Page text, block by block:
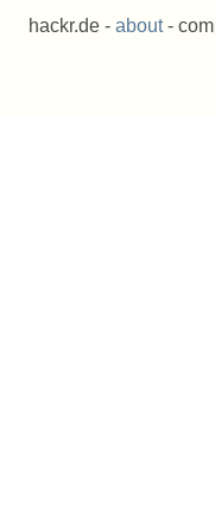
hackr.de - about-